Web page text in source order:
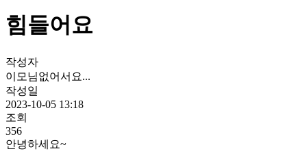
힘들어요
작성자
이모님없어서요...
작성일
2023-10-05 13:18
조회
356
안녕하세요~